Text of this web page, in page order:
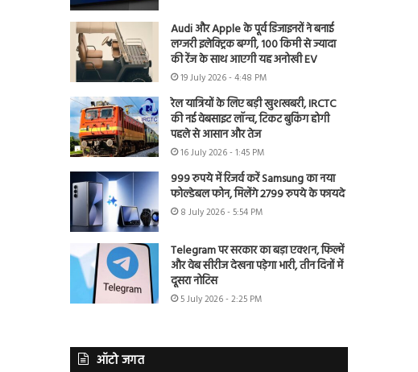
Audi और Apple के पूर्व डिजाइनरों ने बनाई
लग्जरी इलेक्ट्रिक बग्गी, 100 किमी से ज्यादा
की रेंज के साथ आएगी यह अनोखी EV
19 July 2026 - 4:48 PM
रेल यात्रियों के लिए बड़ी खुशखबरी, IRCTC
की नई वेबसाइट लॉन्च, टिकट बुकिंग होगी
पहले से आसान और तेज
16 July 2026 - 1:45 PM
999 रुपये में रिजर्व करें Samsung का नया
फोल्डेबल फोन, मिलेंगे 2799 रुपये के फायदे
8 July 2026 - 5:54 PM
Telegram पर सरकार का बड़ा एक्शन, फिल्में
और वेब सीरीज देखना पड़ेगा भारी, तीन दिनों में
दूसरा नोटिस
5 July 2026 - 2:25 PM
ऑटो जगत